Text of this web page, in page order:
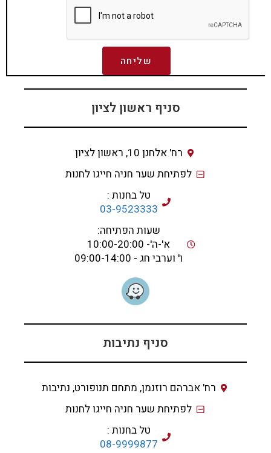
שליחה
סניף ראשון לציון
רח' אלחנן 10, ראשון לציון
לפתיחת שער חניה חייגו לחנות
טל בחנות :
03-9523333
שעות הפתיחה:
א'-ה'- 10:00-20:00
ו' וערבי חג - 09:00-14:00
סניף נתיבות
רח' אברהם רוזנמן, מתחם תנופורט, נתיבות
לפתיחת שער חניה חייגו לחנות
טל בחנות :
08-9999877